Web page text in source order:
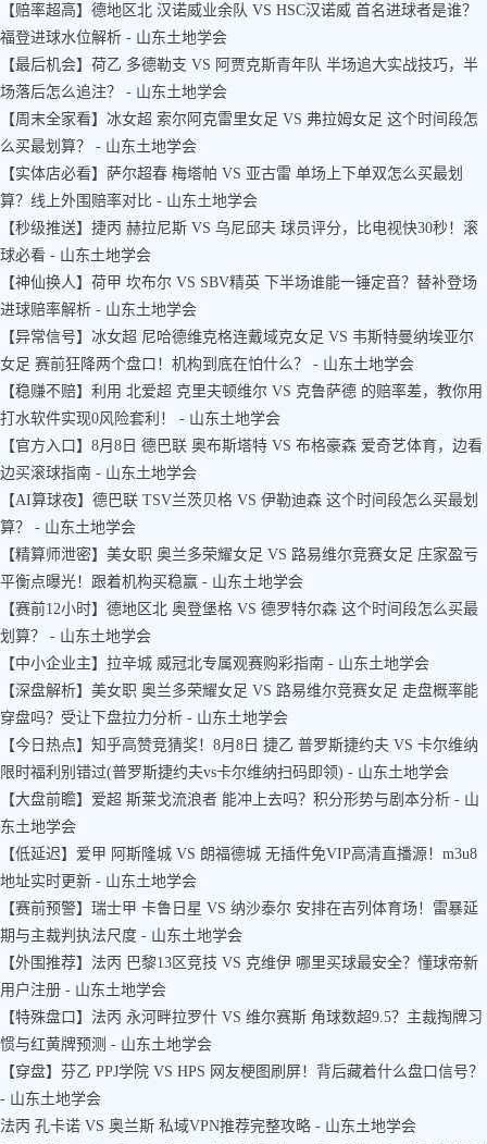
【赔率超高】德地区北 汉诺威业余队 VS HSC汉诺威 首名进球者是谁？
福登进球水位解析 - 山东土地学会
【最后机会】荷乙 多德勒支 VS 阿贾克斯青年队 半场追大实战技巧，半
场落后怎么追注？ - 山东土地学会
【周末全家看】冰女超 索尔阿克雷里女足 VS 弗拉姆女足 这个时间段怎
么买最划算？ - 山东土地学会
【实体店必看】萨尔超春 梅塔帕 VS 亚古雷 单场上下单双怎么买最划
算？线上外围赔率对比 - 山东土地学会
【秒级推送】捷丙 赫拉尼斯 VS 乌尼邱夫 球员评分，比电视快30秒！滚
球必看 - 山东土地学会
【神仙换人】荷甲 坎布尔 VS SBV精英 下半场谁能一锤定音？替补登场
进球赔率解析 - 山东土地学会
【异常信号】冰女超 尼哈德维克格连戴域克女足 VS 韦斯特曼纳埃亚尔
女足 赛前狂降两个盘口！机构到底在怕什么？ - 山东土地学会
【稳赚不赔】利用 北爱超 克里夫顿维尔 VS 克鲁萨德 的赔率差，教你用
打水软件实现0风险套利！ - 山东土地学会
【官方入口】8月8日 德巴联 奥布斯塔特 VS 布格豪森 爱奇艺体育，边看
边买滚球指南 - 山东土地学会
【AI算球夜】德巴联 TSV兰茨贝格 VS 伊勒迪森 这个时间段怎么买最划
算？ - 山东土地学会
【精算师泄密】美女职 奥兰多荣耀女足 VS 路易维尔竞赛女足 庄家盈亏
平衡点曝光！跟着机构买稳赢 - 山东土地学会
【赛前12小时】德地区北 奥登堡格 VS 德罗特尔森 这个时间段怎么买最
划算？ - 山东土地学会
【中小企业主】拉辛城 威冠北专属观赛购彩指南 - 山东土地学会
【深盘解析】美女职 奥兰多荣耀女足 VS 路易维尔竞赛女足 走盘概率能
穿盘吗？受让下盘拉力分析 - 山东土地学会
【今日热点】知乎高赞竞猜奖！8月8日 捷乙 普罗斯捷约夫 VS 卡尔维纳
限时福利别错过(普罗斯捷约夫vs卡尔维纳扫码即领) - 山东土地学会
【大盘前瞻】爱超 斯莱戈流浪者 能冲上去吗？积分形势与剧本分析 - 山
东土地学会
【低延迟】爱甲 阿斯隆城 VS 朗福德城 无插件免VIP高清直播源！m3u8
地址实时更新 - 山东土地学会
【赛前预警】瑞士甲 卡鲁日星 VS 纳沙泰尔 安排在吉列体育场！雷暴延
期与主裁判执法尺度 - 山东土地学会
【外围推荐】法丙 巴黎13区竞技 VS 克维伊 哪里买球最安全？懂球帝新
用户注册 - 山东土地学会
【特殊盘口】法丙 永河畔拉罗什 VS 维尔赛斯 角球数超9.5？主裁掏牌习
惯与红黄牌预测 - 山东土地学会
【穿盘】芬乙 PPJ学院 VS HPS 网友梗图刷屏！背后藏着什么盘口信号？
- 山东土地学会
法丙 孔卡诺 VS 奥兰斯 私域VPN推荐完整攻略 - 山东土地学会